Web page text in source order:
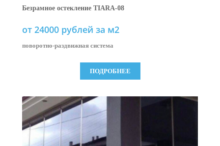
Безрамное остекление TIARA-08
от 24000 рублей за м2
поворотно-раздвижная система
ПОДРОБНЕЕ